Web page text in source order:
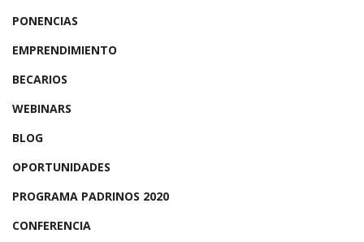
PONENCIAS
EMPRENDIMIENTO
BECARIOS
WEBINARS
BLOG
OPORTUNIDADES
PROGRAMA PADRINOS 2020
CONFERENCIA